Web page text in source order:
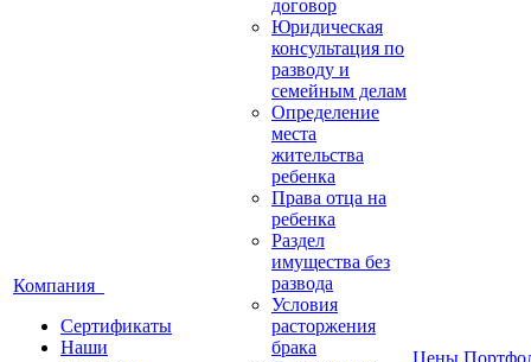
Компания
Сертификаты
Наши
договор
Юридическая
консультация по
разводу и
семейным делам
Определение
места
жительства
ребенка
Права отца на
ребенка
Раздел
имущества без
развода
Условия
расторжения
брака
Цены